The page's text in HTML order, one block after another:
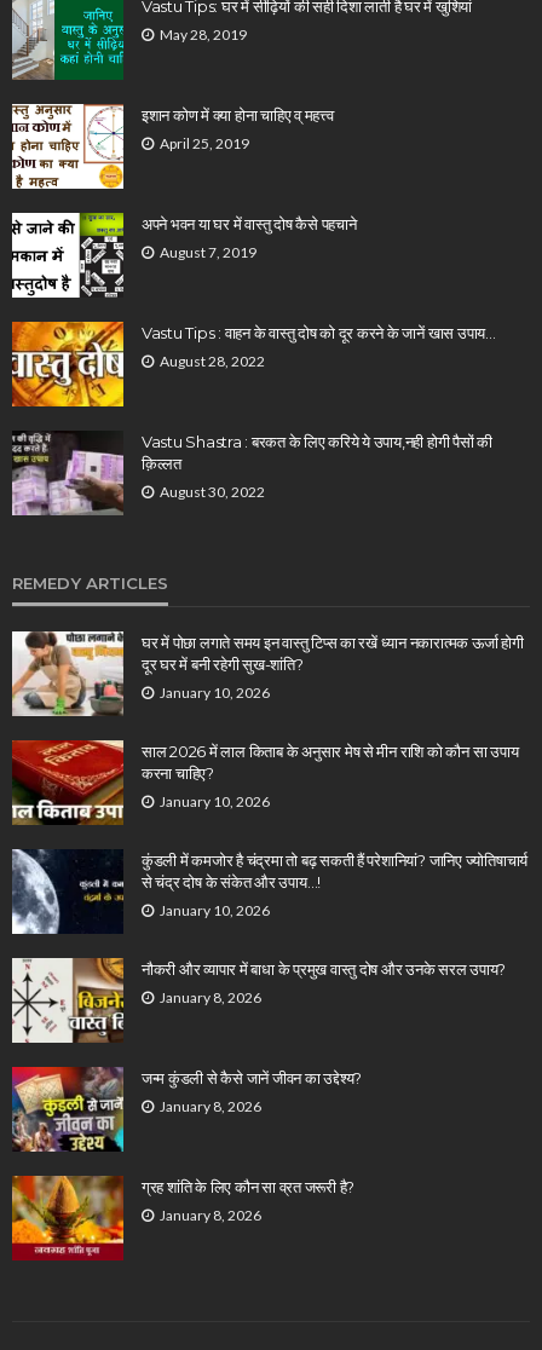
Vastu Tips: घर में सीढ़ियों की सही दिशा लाती है घर में खुशियां
May 28, 2019
इशान कोण में क्या होना चाहिए व् महत्त्व
April 25, 2019
अपने भवन या घर में वास्तु दोष कैसे पहचाने
August 7, 2019
Vastu Tips : वाहन के वास्तु दोष को दूर करने के जानें खास उपाय…
August 28, 2022
Vastu Shastra : बरकत के लिए करिये ये उपाय,नही होगी पैसों की
क़िल्लत
August 30, 2022
REMEDY ARTICLES
घर में पोछा लगाते समय इन वास्तु टिप्स का रखें ध्यान नकारात्मक ऊर्जा होगी
दूर घर में बनी रहेगी सुख-शांति?
January 10, 2026
साल 2026 में लाल किताब के अनुसार मेष से मीन राशि को कौन सा उपाय
करना चाहिए?
January 10, 2026
कुंडली में कमजोर है चंद्रमा तो बढ़ सकती हैं परेशानियां? जानिए ज्योतिषाचार्य
से चंद्र दोष के संकेत और उपाय…!
January 10, 2026
नौकरी और व्यापार में बाधा के प्रमुख वास्तु दोष और उनके सरल उपाय?
January 8, 2026
जन्म कुंडली से कैसे जानें जीवन का उद्देश्य?
January 8, 2026
ग्रह शांति के लिए कौन सा व्रत जरूरी है?
January 8, 2026